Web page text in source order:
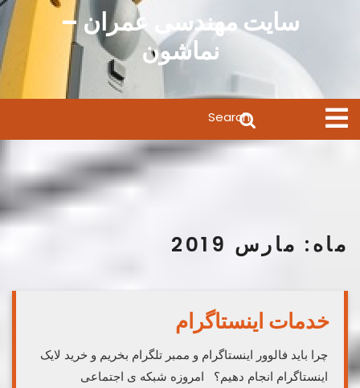
سایت مهندسی عمران –
نماشون
Open
Menu
for:
ماه: مارس 2019
خدمات اینستاگرام
چرا باید فالوور اینستاگرام و ممبر تلگرام بخریم و خرید لایک
اینستاگرام انجام دهیم؟ امروزه شبکه ی اجتماعی